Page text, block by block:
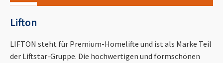
Lifton
LIFTON steht für Premium-Homelifte und ist als Marke Teil
der Liftstar-Gruppe. Die hochwertigen und formschönen